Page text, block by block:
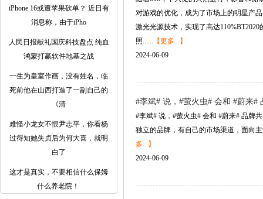
iPhone 16或遭苹果砍单？ 近日有
消息称，由于iPho
人民日报献礼国庆科技盘点 纯血
鸿蒙打赢软件地基之战
一生为皇室作画，没有姓名，临
死前他在山西打造了一副自己的
《清
难怪小龙女不恨尹志平，你看杨
过得知她失贞后为何大喜，就明
白了
这才是真实，不要相信什么保姆
什么养老院！ ​​​
对游戏的优化，成为了市场上的明星产
激光光源技术，实现了高达
照...... 【更多...】
2024-06-09
#李斌# 说，#萤火虫# 会和 #蔚来#
#李斌# 说，#萤火虫# 会和 #蔚来# 品牌
独立的品牌，有自己的市场渠道，面向
多...】
2024-06-09